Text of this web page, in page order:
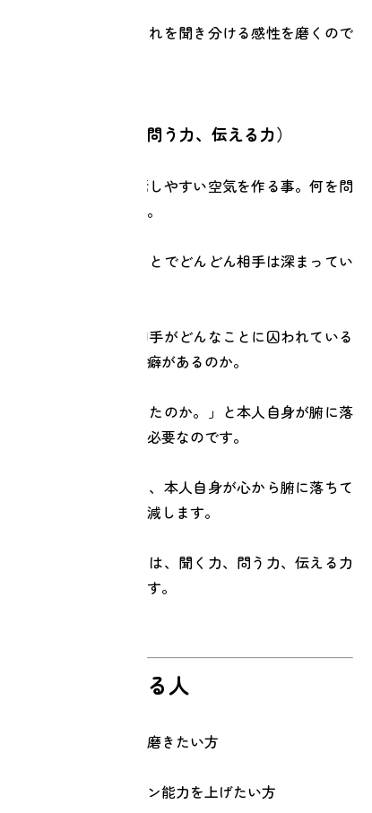
相手が発する音でこれを聞き分ける感性を磨くので
●技術（聞く力、問う力、伝える力）
相手が心を開き、話しやすい空気を作る事。何を問
うべきかを感じる力。
問いを投げかけることでどんどん相手は深まってい
そして伝える力。相手がどんなことに囚われている
のか。どんな思考の癖があるのか。
「そうか。そうだったのか。」と本人自身が腑に落
ちる伝え方、技術が必要なのです。
せっかくの気付きも、本人自身が心から腑に落ちて
いなければ威力が半減します。
本人に気付かせるには、聞く力、問う力、伝える力
すべてが重要なのです。
★おすすめする人
・さらに自分自身を磨きたい方
・コミュニケーション能力を上げたい方